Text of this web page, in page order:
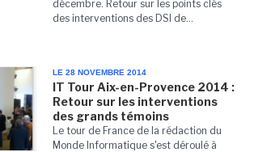
décembre. Retour sur les points clés
des interventions des DSI de...
LE 28 NOVEMBRE 2014
IT Tour Aix-en-Provence 2014 :
Retour sur les interventions
des grands témoins
Le tour de France de la rédaction du
Monde Informatique s'est déroulé à